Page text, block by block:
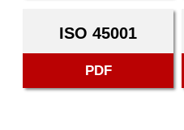
ISO 45001
PDF